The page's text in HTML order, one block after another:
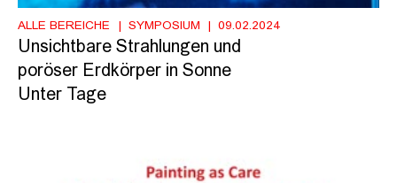
ALLE BEREICHE SYMPOSIUM 09.02.2024
Unsichtbare Strahlungen und
poröser Erdkörper in Sonne
Unter Tage